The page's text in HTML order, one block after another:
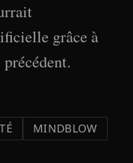
grâce à
MINDBLOW